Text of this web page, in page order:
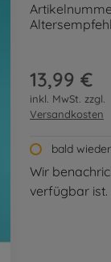
13,99 €
inkl. MwSt. zzgl.
Versandkosten
bald
Wir
verfügbar ist.